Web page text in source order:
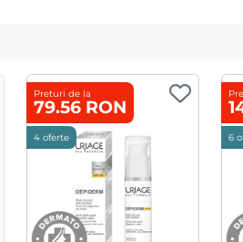
Preturi de la
79.56 RON
4 oferte 6